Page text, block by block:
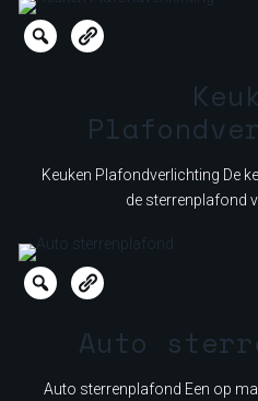
Keuken Plafondverlichting De
de sterrenplafond
Auto
Auto sterrenplafond Een op